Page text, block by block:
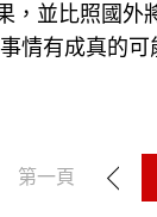
，並比照國外
情有成真的可
第一頁